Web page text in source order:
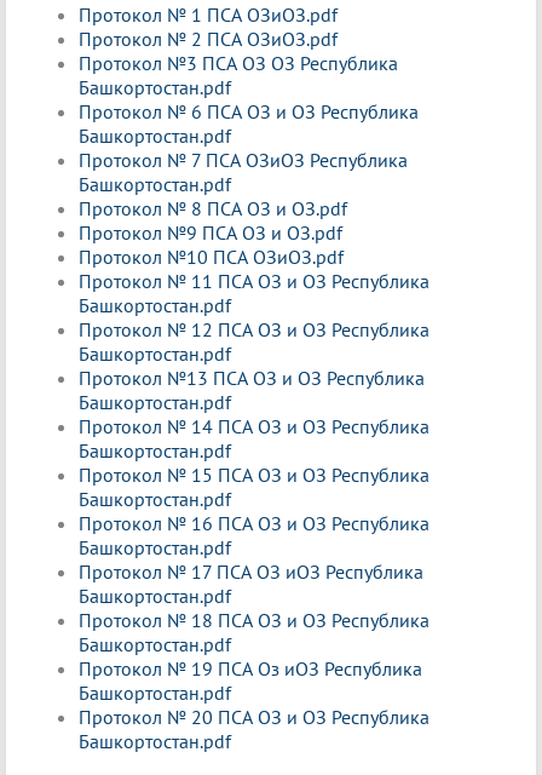
Протокол № 1 ПСА ОЗиОЗ.pdf
Протокол № 2 ПСА ОЗиОЗ.pdf
Протокол №3 ПСА ОЗ ОЗ Республика
Башкортостан.pdf
Протокол № 6 ПСА ОЗ и ОЗ Республика
Башкортостан.pdf
Протокол № 7 ПСА ОЗиОЗ Республика
Башкортостан.pdf
Протокол № 8 ПСА ОЗ и ОЗ.pdf
Протокол №9 ПСА ОЗ и ОЗ.pdf
Протокол №10 ПСА ОЗиОЗ.pdf
Протокол № 11 ПСА ОЗ и ОЗ Республика
Башкортостан.pdf
Протокол № 12 ПСА ОЗ и ОЗ Республика
Башкортостан.pdf
Протокол №13 ПСА ОЗ и ОЗ Республика
Башкортостан.pdf
Протокол № 14 ПСА ОЗ и ОЗ Республика
Башкортостан.pdf
Протокол № 15 ПСА ОЗ и ОЗ Республика
Башкортостан.pdf
Протокол № 16 ПСА ОЗ и ОЗ Республика
Башкортостан.pdf
Протокол № 17 ПСА ОЗ иОЗ Республика
Башкортостан.pdf
Протокол № 18 ПСА ОЗ и ОЗ Республика
Башкортостан.pdf
Протокол № 19 ПСА Оз иОЗ Республика
Башкортостан.pdf
Протокол № 20 ПСА ОЗ и ОЗ Республика
Башкортостан.pdf